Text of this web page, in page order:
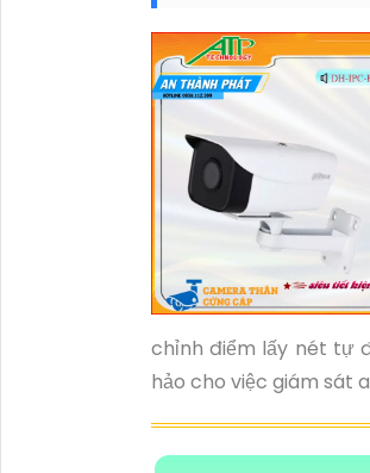
chỉnh điểm lấy nét tự
hảo cho việc giám sát